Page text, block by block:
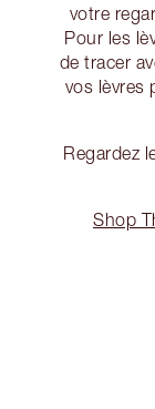
votre
Pour les
de tracer
vos lèvres
Regardez
Shop